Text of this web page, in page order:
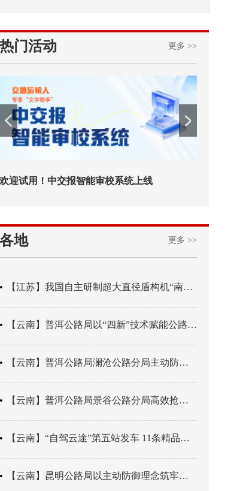
热门活动 更多 >>
欢迎试用！中交报智能审校系统上线
各地 更多 >>
【江苏】我国自主研制超大直径盾构机“南湖号”在常熟下线
【云南】普洱公路局以“四新”技术赋能公路养护
【云南】普洱公路局澜沧公路分局主动防御成功处置214国道山体崩塌险情
【云南】普洱公路局景谷公路分局高效抢通紧急送医村路
【云南】“自驾云途”第五站发车 11条精品线路串起全域风光
【云南】昆明公路局以主动防御理念筑牢汛期安全防线